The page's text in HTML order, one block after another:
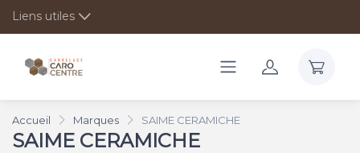
Liens utiles
Accueil Marques SAIME CERAMICHE
SAIME CERAMICHE